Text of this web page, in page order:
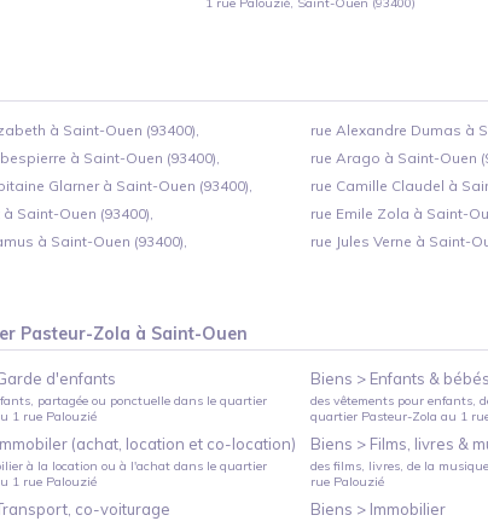
1 rue Palouzié, Saint-Ouen (93400)
à Saint-Ouen (93400),
à Saint-Ouen (93400),
Glarner à Saint-Ouen (93400),
Saint-Ouen (93400),
à Saint-Ouen (93400),
rue Alexandre Dumas à
rue Arago à Saint-Ouen
rue Camille Claudel à
rue Emile Zola à Saint-
rue Jules Verne à Saint-
Pasteur-Zola à Saint-Ouen
d'enfants
partagée ou ponctuelledans le quartier
1 rue Palouzié
(achat, location et co-location)
à la location ou à l'achatdans le quartier
1 rue Palouzié
co-voiturage
Biens > Enfants & bébés
des vêtements pour enfants,
quartier Pasteur-Zola au 1
Biens > Films, livres &
des films, livres, de la musique
rue Palouzié
Biens > Immobilier